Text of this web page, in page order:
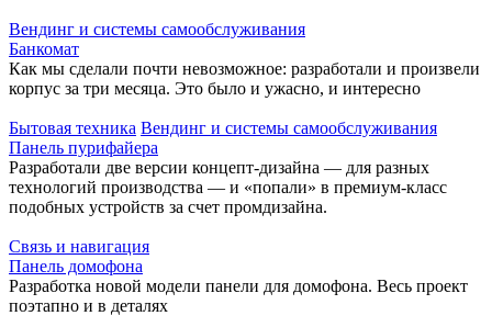
Вендинг и системы самообслуживания
Банкомат
Как мы сделали почти невозможное: разработали и произвели
корпус за три месяца. Это было и ужасно, и интересно
Бытовая техника Вендинг и системы самообслуживания
Панель пурифайера
Разработали две версии концепт-дизайна — для разных
технологий производства — и «попали» в премиум-класс
подобных устройств за счет промдизайна.
Связь и навигация
Панель домофона
Разработка новой модели панели для домофона. Весь проект
поэтапно и в деталях